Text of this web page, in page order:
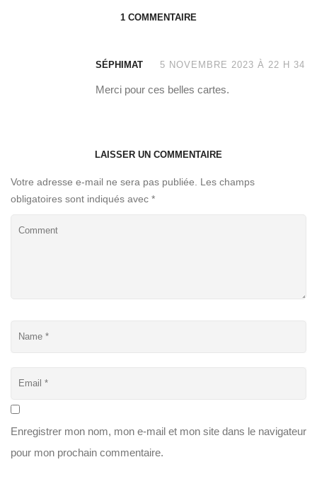
1 COMMENTAIRE
SÉPHIMAT 5 NOVEMBRE 2023 À 22 H 34
Merci pour ces belles cartes.
LAISSER UN COMMENTAIRE
Votre adresse e-mail ne sera pas publiée.
Les champs
obligatoires sont indiqués avec *
Enregistrer mon nom, mon e-mail et mon site dans le navigateur
pour mon prochain commentaire.